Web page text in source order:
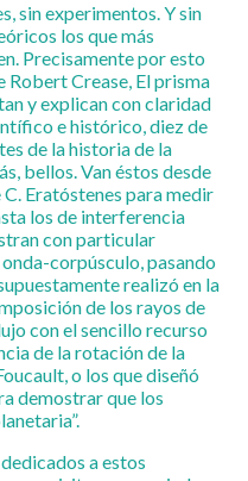
sin experimentos. Y sin
los que más
Precisamente por esto
Robert Crease, El prisma
y explican con claridad
e histórico, diez de
de la historia de la
bellos. Van éstos desde
Eratóstenes para medir
los de interferencia
con particular
corpúsculo, pasando
realizó en la
de los rayos de
con el sencillo recurso
de la rotación de la
o los que diseñó
demostrar que los
a estos